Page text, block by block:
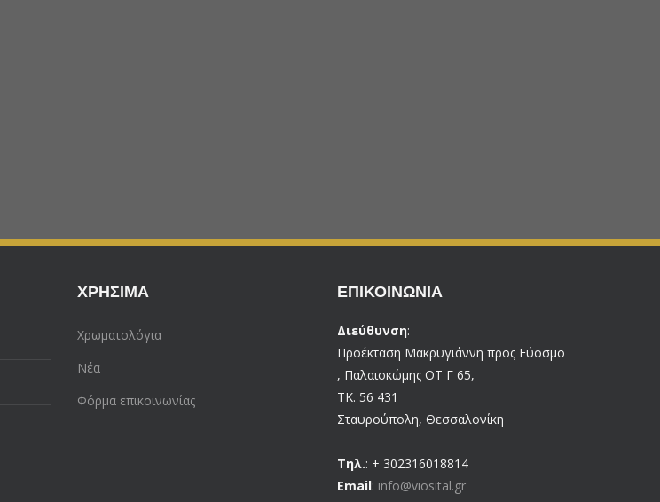
ΧΡΉΣΙΜΑ
Χρωματολόγια
Νέα
Φόρμα επικοινωνίας
ΕΠΙΚΟΙΝΩΝΊΑ
Διεύθυνση:
Προέκταση Μακρυγιάννη προς Εύοσμο
, Παλαιοκώμης ΟΤ Γ 65,
ΤΚ. 56 431
Σταυρούπολη, Θεσσαλονίκη
Τηλ.: + 302316018814
Email: info@viosital.gr